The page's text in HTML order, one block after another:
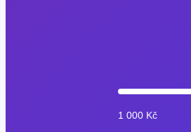
1 000 Kč